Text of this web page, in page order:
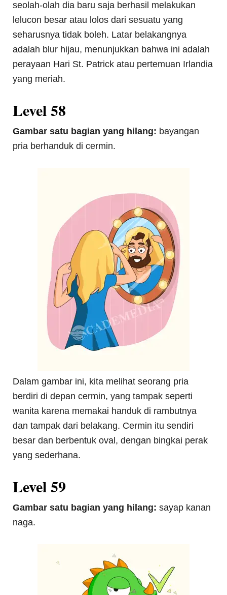
seolah-olah dia baru saja berhasil melakukan
lelucon besar atau lolos dari sesuatu yang
seharusnya tidak boleh. Latar belakangnya
adalah blur hijau, menunjukkan bahwa ini adalah
perayaan Hari St. Patrick atau pertemuan Irlandia
yang meriah.
Level 58
Gambar satu bagian yang hilang: bayangan
pria berhanduk di cermin.
Dalam gambar ini, kita melihat seorang pria
berdiri di depan cermin, yang tampak seperti
wanita karena memakai handuk di rambutnya
dan tampak dari belakang. Cermin itu sendiri
besar dan berbentuk oval, dengan bingkai perak
yang sederhana.
Level 59
Gambar satu bagian yang hilang: sayap kanan
naga.